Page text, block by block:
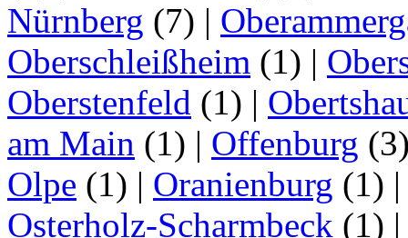
Nürnberg (7) |
Oberschleißheim (1) |
Oberstenfeld (1) |
am Main (1) | Offenburg
Olpe (1) | Oranienburg (1)
Osterholz-Scharmbeck (1)